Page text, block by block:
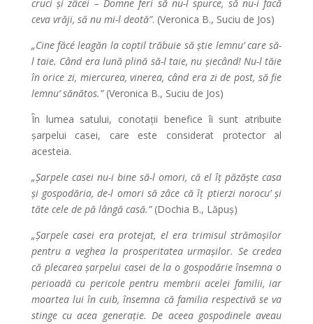
cruci și zâcei – Domne feri să nu-l spurce, să nu-i facă
ceva vrăji, să nu mi-l deotă”. (Veronica B., Suciu de Jos)
„Cine făcé leagăn la coptil trăbuie să știe lemnu’ care să-
l taie. Când era lună plină să-l taie, nu șiecând! Nu-l tăie
în orice zi, miercurea, vinerea, când era zi de post, să fie
lemnu’ sănătos.”(Veronica B., Suciu de Jos)
În lumea satului, conotații benefice îi sunt atribuite
șarpelui casei, care este considerat protector al
acesteia.
„Șarpele casei nu-i bine să-l omori, că el îț păzăște casa
și gospodăria, de-l omori să zâce că îț ptierzi norocu’și
tăte cele de pă lângă casă.” (Dochia B., Lăpuș)
„Şarpele casei era protejat, el era trimisul strămoşilor
pentru a veghea la prosperitatea urmaşilor. Se credea
că plecarea şarpelui casei de la o gospodărie însemna o
perioadă cu pericole pentru membrii acelei familii, iar
moartea lui în cuib, însemna că familia respectivă se va
stinge cu acea generaţie. De aceea gospodinele aveau